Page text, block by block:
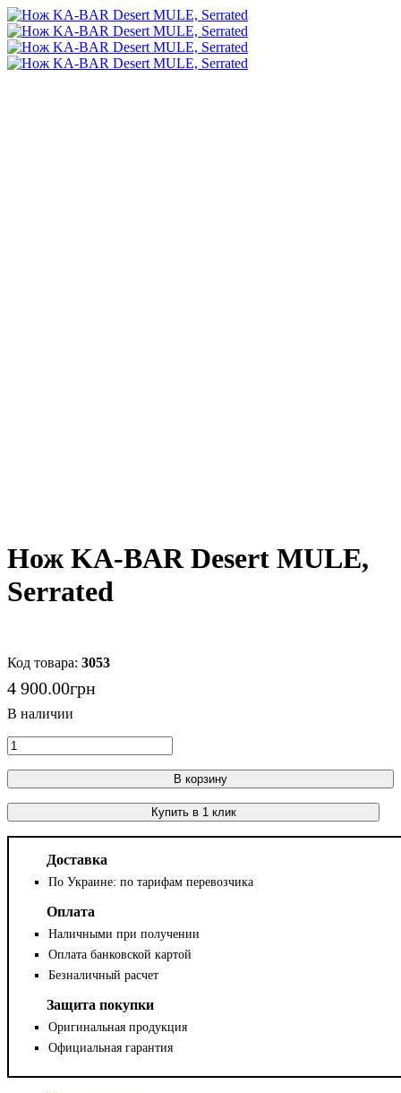
Нож KA-BAR Desert MULE,
Serrated
3053
4 900.00грн
В корзину
Купить в 1 клик
Доставка
По Украине: по тарифам перевозчика
Оплата
Наличными при получении
Оплата банковской картой
Безналичный расчет
Защита покупки
Оригинальная продукция
Официальная гарантия